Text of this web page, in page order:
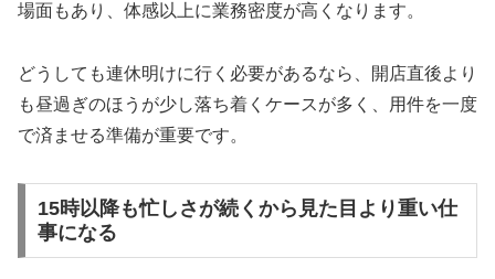
場面もあり、体感以上に業務密度が高くなります。
どうしても連休明けに行く必要があるなら、開店直後より
も昼過ぎのほうが少し落ち着くケースが多く、用件を一度
で済ませる準備が重要です。
15時以降も忙しさが続くから見た目より重い仕
事になる